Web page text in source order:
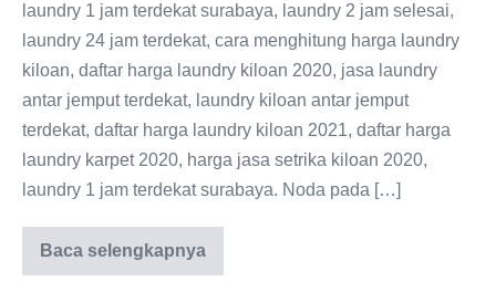
laundry 1 jam terdekat surabaya, laundry 2 jam selesai,
laundry 24 jam terdekat, cara menghitung harga laundry
kiloan, daftar harga laundry kiloan 2020, jasa laundry
antar jemput terdekat, laundry kiloan antar jemput
terdekat, daftar harga laundry kiloan 2021, daftar harga
laundry karpet 2020, harga jasa setrika kiloan 2020,
laundry 1 jam terdekat surabaya. Noda pada […]
Baca selengkapnya